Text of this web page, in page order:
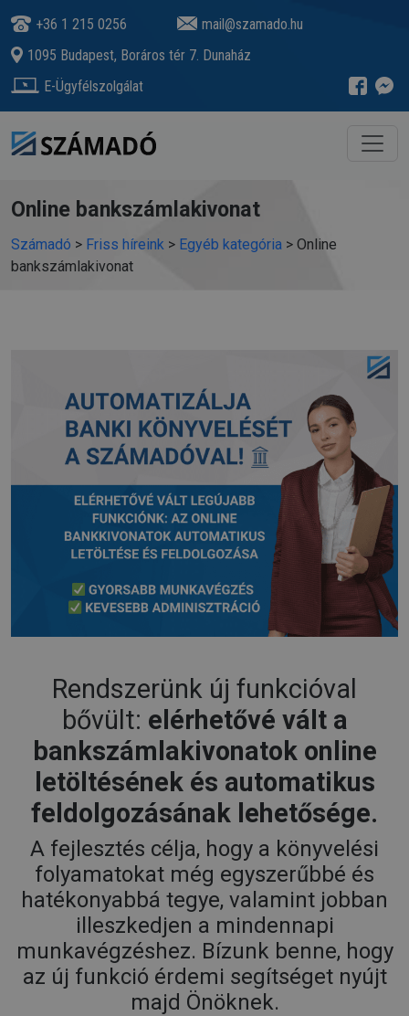
+36 1 215 0256
mail@szamado.hu
1095 Budapest, Boráros tér 7. Dunaház
E-Ügyfélszolgálat
Online bankszámlakivonat
Számadó > Friss híreink > Egyéb kategória > Online
bankszámlakivonat
Rendszerünk új funkcióval
bővült: elérhetővé vált a
bankszámlakivonatok online
letöltésének és automatikus
feldolgozásának lehetősége.
A fejlesztés célja, hogy a könyvelési
folyamatokat még egyszerűbbé és
hatékonyabbá tegye, valamint jobban
illeszkedjen a mindennapi
munkavégzéshez. Bízunk benne, hogy
az új funkció érdemi segítséget nyújt
majd Önöknek.